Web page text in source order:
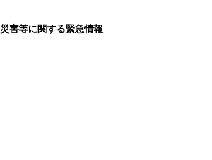
災害等に関する緊急情報